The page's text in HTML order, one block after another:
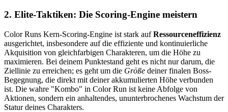
2. Elite-Taktiken: Die Scoring-Engine meistern
Color Runs Kern-Scoring-Engine ist stark aufRessourceneffizienz
ausgerichtet, insbesondere auf die effiziente und kontinuierliche
Akquisition von gleichfarbigen Charakteren, um die Höhe zu
maximieren. Bei deinem Punktestand geht es nicht nur darum, die
Ziellinie zu erreichen; es geht um die Größe deiner finalen Boss-
Begegnung, die direkt mit deiner akkumulierten Höhe verbunden
ist. Die wahre "Kombo" in Color Run ist keine Abfolge von
Aktionen, sondern ein anhaltendes, ununterbrochenes Wachstum der
Statur deines Charakters.